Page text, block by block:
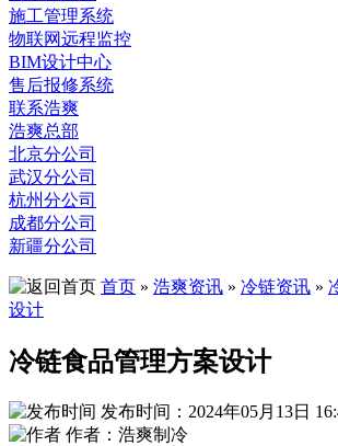
施工管理系统
物联网远程监控
BIM设计中心
售后报修系统
联系浩爽
浩爽总部
北京分公司
武汉分公司
杭州分公司
成都分公司
新疆分公司
首页 » 浩爽资讯 » 冷链资讯 »
设计
冷链食品管理方案设计
发布时间：2024年05月13日
作者：浩爽制冷